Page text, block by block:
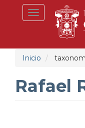
Toggle
navigation
Inicio
Rafael